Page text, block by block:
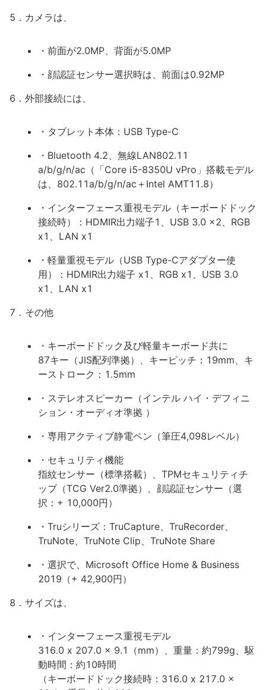
5．カメラは、
・前面が2.0MP、背面が5.0MP
・顔認証センサー選択時は、前面は0.92MP
6．外部接続には、
・タブレット本体：USB Type-C
・Bluetooth 4.2、無線LAN802.11
a/b/g/n/ac（「Core i5-8350U vPro」搭載モデル
は、802.11a/b/g/n/ac＋Intel AMT11.8）
・インターフェース重視モデル（キーボードドック
接続時）：HDMIR出力端子1、USB 3.0 x2、RGB
x1、LAN x1
・軽量重視モデル（USB Type-Cアダプター使
用）：HDMIR出力端子 x1、RGB x1、USB 3.0
x1、LAN x1
7．その他
・キーボードドック及び軽量キーボード共に
87キー（JIS配列準拠）、キーピッチ：19mm、キ
ーストローク：1.5mm
・ステレオスピーカー（インテル ハイ・デフィニ
ション・オーディオ準拠 ）
・専用アクティブ静電ペン（筆圧4,098レベル）
・セキュリティ機能
指紋センサー（標準搭載）、TPMセキュリティチ
ップ（TCG Ver2.0準拠）、顔認証センサー（選
択：+ 10,000円）
・Truシリーズ：TruCapture、TruRecorder、
TruNote、TruNote Clip、TruNote Share
・選択で、Microsoft Office Home & Business
2019（+ 42,900円）
8．サイズは、
・インターフェース重視モデル
316.0 x 207.0 x 9.1（mm）、重量：約799g、駆
動時間：約10時間
（キーボードドック接続時：316.0 x 217.0 x